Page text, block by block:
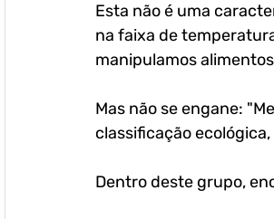
Esta não é uma
na faixa de
manipulamos
Mas não se engane:
classificação
Dentro deste grupo,